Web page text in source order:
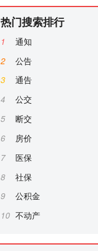
热门搜索排行
1
通知
2
公告
3
通告
4
公交
5
断交
6
房价
7
医保
8
社保
9
公积金
10 不动产